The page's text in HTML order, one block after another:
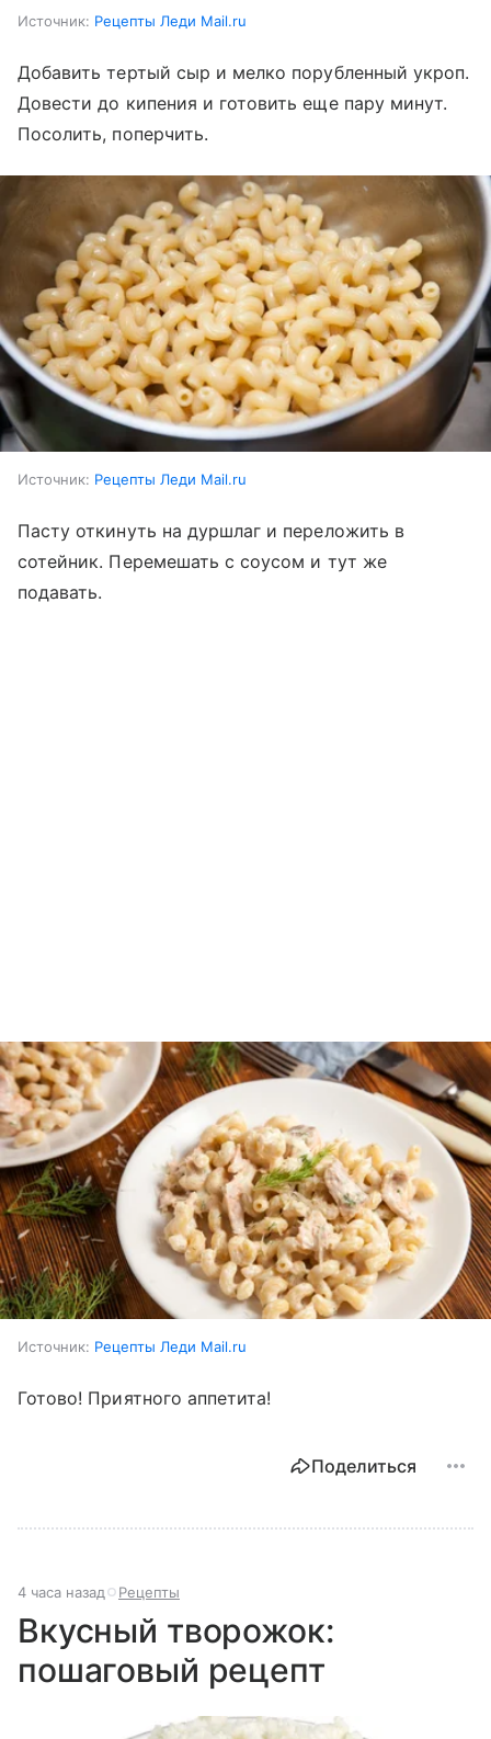
Источник: Рецепты Леди Mail.ru
Добавить тертый сыр и мелко порубленный укроп.
Довести до кипения и готовить еще пару минут.
Посолить, поперчить.
Источник: Рецепты Леди Mail.ru
Пасту откинуть на дуршлаг и переложить в
сотейник. Перемешать с соусом и тут же
подавать.
Источник: Рецепты Леди Mail.ru
Готово! Приятного аппетита!
Поделиться
4 часа назад Рецепты
Вкусный творожок:
пошаговый рецепт